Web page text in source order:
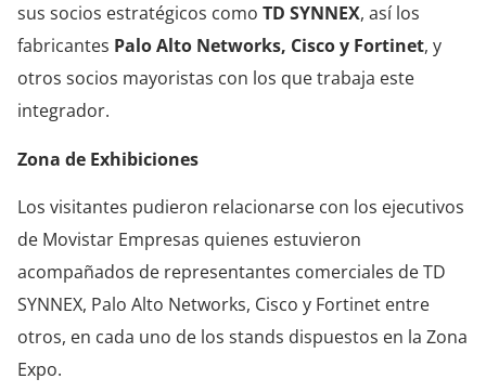
sus socios estratégicos como TD SYNNEX, así los
fabricantes Palo Alto Networks, Cisco y Fortinet, y
otros socios mayoristas con los que trabaja este
integrador.
Zona de Exhibiciones
Los visitantes pudieron relacionarse con los ejecutivos
de Movistar Empresas quienes estuvieron
acompañados de representantes comerciales de TD
SYNNEX, Palo Alto Networks, Cisco y Fortinet entre
otros, en cada uno de los stands dispuestos en la Zona
Expo.